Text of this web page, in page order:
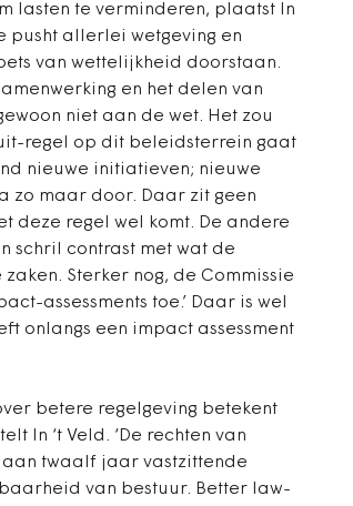
lasten te verminderen, plaatst In
pusht allerlei wetgeving en
van wettelijkheid doorstaan.
en het delen van
niet aan de wet. Het zou
regel op dit beleidsterrein gaat
nieuwe initiatieven; nieuwe
zo maar door. Daar zit geen
deze regel wel komt. De andere
schril contrast met wat de
Sterker nog, de Commissie
assessments toe.’ Daar is wel
onlangs een impact assessment
betere regelgeving betekent
In ‘t Veld. ‘De rechten van
aan twaalf jaar vastzittende
van bestuur. Better law-